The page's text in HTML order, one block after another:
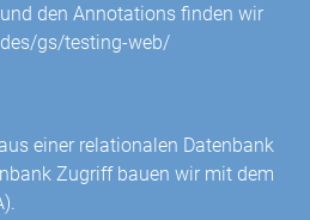
den Annotations finden wir
gs/testing-web/
einer relationalen Datenbank
Zugriff bauen wir mit dem